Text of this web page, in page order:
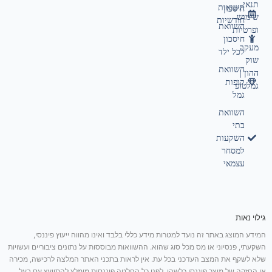
חיסכון
השוואת
חיסכון
לכל ילד
השוואת
קופות
גמל
השוואת
בתי
השקעות
למסחר
עצמאי
תנאי
שימוש
ופרטיות
מעקב
שוק
ההון |
גמלטופ
תשואות
חודשיות
גילוי נאות
המידע המוצג באתר זה נועד למטרות מידע כללי בלבד ואינו מהווה ייעוץ פיננסי,
השקעתי, פנסיוני או מס מכל סוג שהוא. ההשוואות מבוססות על נתונים ציבוריים ועשויות
שלא לשקף את המצב העדכני בכל עת. אין לראות בתכני האתר המלצה לרכישה, מכירה